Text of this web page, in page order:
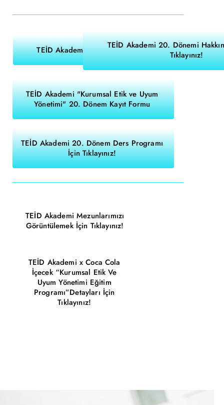
TEİD Akademi BroşürüTEİD Akademi 20. Dönemi
Tıklayınız!
TEİD Akademi "Kurumsal Etik ve Uyum
Yönetimi" 20. Dönem Kayıt Formu
TEİD Akademi 20. Dönem Ders Programı
İçin Tıklayınız!
TEİD Akademi Mezunlarımızı
Görüntülemek İçin Tıklayınız!
TEİD Akademi x Coca Cola
İçecek “Kurumsal Etik Ve
Uyum Yönetimi Eğitim
Programı”Detayları İçin
Tıklayınız!